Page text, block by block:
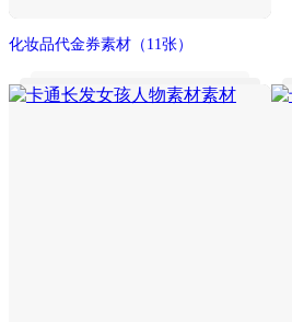
化妆品代金券素材 （11张）